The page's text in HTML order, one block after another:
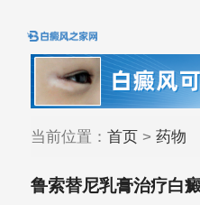
当前位置： 首页> 药物
鲁索替尼乳膏治疗白